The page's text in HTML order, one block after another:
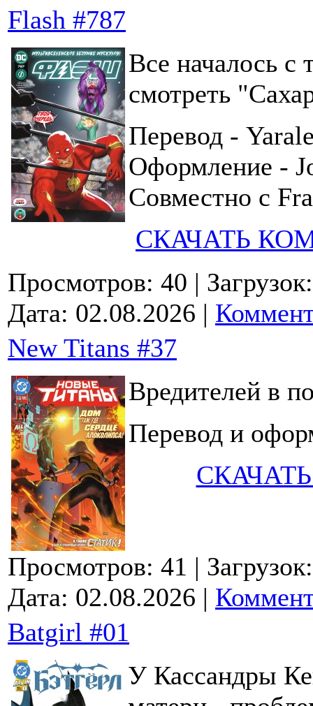
Flash #787
Все началось с
смотреть
Перевод -
Оформление -
Совместно с
СКАЧАТЬ
Просмотров: 40 |
Дата: 02.08.2026 |
New Titans #37
Вредителей в
Перевод и
Просмотров: 41 |
Дата: 02.08.2026 |
Batgirl #01
У Кассандры